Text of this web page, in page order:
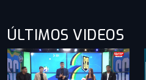
ÚLTIMOS VIDEOS